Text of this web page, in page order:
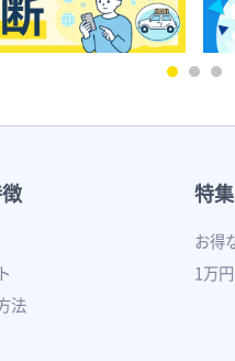
法
特集
お得
1万